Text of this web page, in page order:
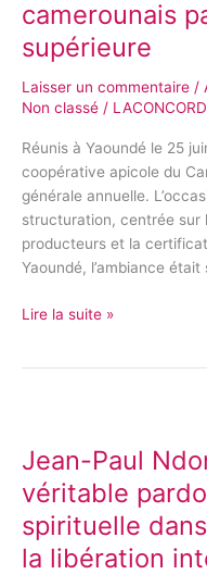
camerounais
supérieure
Laisser un commentaire /
Non classé /
Réunis à Yaoundé le 25
coopérative apicole du
générale annuelle.
structuration, centrée sur
producteurs et la
Yaoundé, l’ambiance
apiculteurs
camerounais
à
vitesse
supérieure
Lire la suite »
Jean-Paul
véritable
spirituelle
la libération
Ndongo
À
l’aube
du